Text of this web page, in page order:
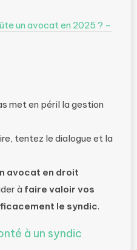
un avocat en 2025 ? –
met en péril la gestion
tentez le dialogue et la
avocat en droit
à faire valoir vos
le syndic.
à un syndic